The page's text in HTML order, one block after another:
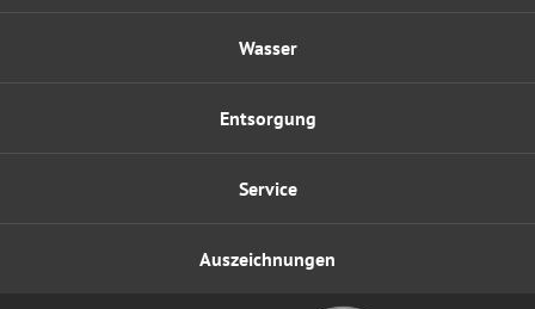
Wasser
Entsorgung
Service
Auszeichnungen